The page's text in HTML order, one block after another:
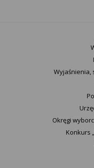
Wyjaśnienia,
Okręgi
Konkurs